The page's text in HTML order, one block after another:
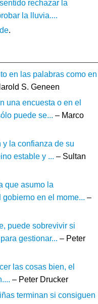
rechazar la
la lluvia....
.
en las palabras como en
S. Geneen
una encuesta o en el
puede se... – Marco
la confianza de su
estable y ... – Sultan
que asumo la
en el mome... –
puede sobrevivir si
gestionar... – Peter
las cosas bien, el
– Peter Drucker
terminan si consiguen